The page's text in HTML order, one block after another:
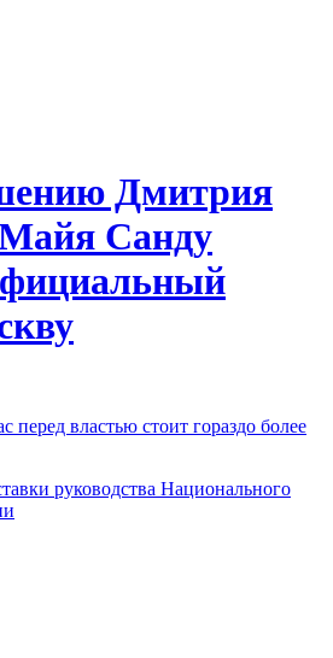
Дмитрия
Санду
перед властью стоит гораздо более
руководства Национального